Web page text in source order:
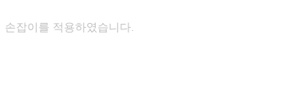
잡이를 적용하였습니다.